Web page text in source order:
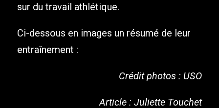
sur du travail athlétique.
Ci-dessous en images un résumé de leur
entraînement :
Crédit photos : USO
Article : Juliette Touchet